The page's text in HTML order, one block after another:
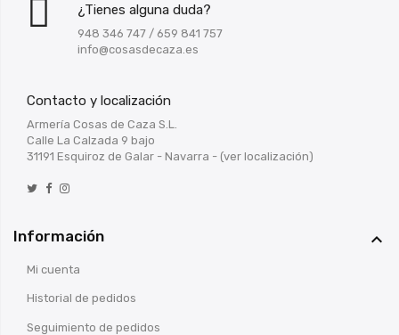
¿Tienes alguna duda?
948 346 747 / 659 841 757
info@cosasdecaza.es
Contacto y localización
Armería Cosas de Caza S.L.
Calle La Calzada 9 bajo
31191 Esquiroz de Galar - Navarra - (ver localización)
Información 
Mi cuenta
Historial de pedidos
Seguimiento de pedidos